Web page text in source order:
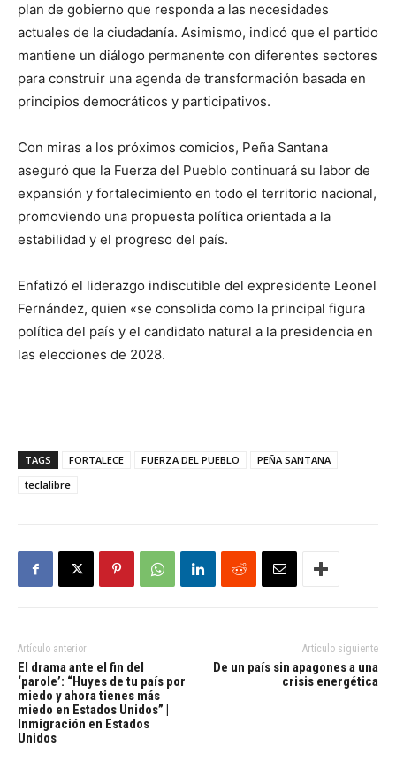
plan de gobierno que responda a las necesidades
actuales de la ciudadanía. Asimismo, indicó que el partido
mantiene un diálogo permanente con diferentes sectores
para construir una agenda de transformación basada en
principios democráticos y participativos.
Con miras a los próximos comicios, Peña Santana
aseguró que la Fuerza del Pueblo continuará su labor de
expansión y fortalecimiento en todo el territorio nacional,
promoviendo una propuesta política orientada a la
estabilidad y el progreso del país.
Enfatizó el liderazgo indiscutible del expresidente Leonel
Fernández, quien «se consolida como la principal figura
política del país y el candidato natural a la presidencia en
las elecciones de 2028.
TAGS FORTALECE FUERZA DEL PUEBLO
PEÑA SANTANA
teclalibre
Artículo anterior
El drama ante el fin del
‘parole’: “Huyes de tu país por
miedo y ahora tienes más
miedo en Estados Unidos” |
Inmigración en Estados
Unidos
Artículo siguiente
De un país sin apagones a una
crisis energética